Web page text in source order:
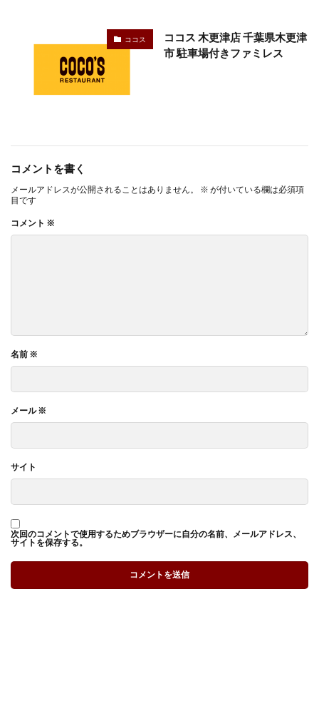
ココス
ココス 木更津店 千葉県木更津
市 駐車場付きファミレス
コメントを書く
メールアドレスが公開されることはありません。 ※ が付いている欄は必須項
目です
コメント ※
名前 ※
メール※
サイト
次回のコメントで使用するためブラウザーに自分の名前、メールアドレス、
サイトを保存する。